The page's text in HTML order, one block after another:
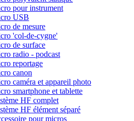
pour instrument
USB
de mesure
'col-de-cygne'
de surface
radio - podcast
reportage
canon
caméra et appareil photo
smartphone et tablette
HF complet
HF élément séparé
pour micros